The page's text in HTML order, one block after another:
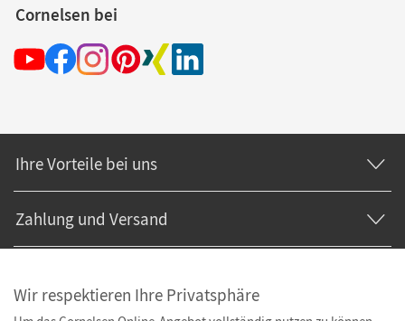
Cornelsen bei
Ihre Vorteile bei uns
Zahlung und Versand
Wir respektieren Ihre Privatsphäre